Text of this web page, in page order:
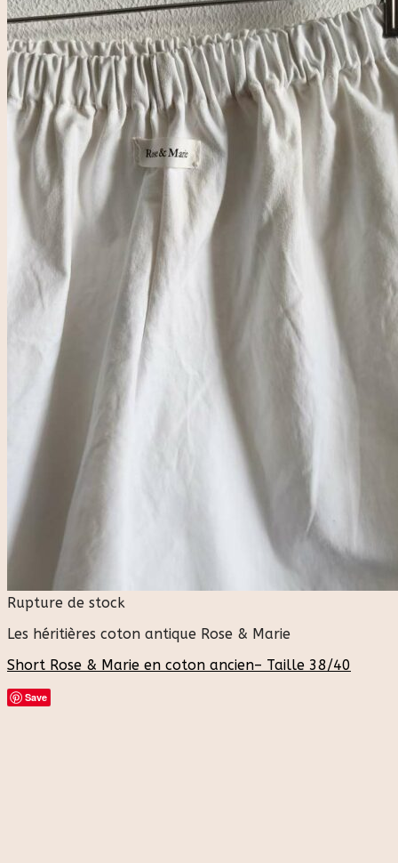
Rupture de stock
Les héritières coton antique Rose & Marie
Short Rose & Marie en coton ancien– Taille 38/40
Save